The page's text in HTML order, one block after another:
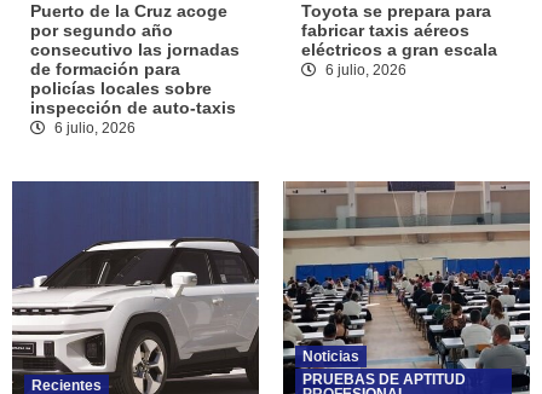
Puerto de la Cruz acoge
por segundo año
consecutivo las jornadas
de formación para
policías locales sobre
inspección de auto-taxis
6 julio, 2026
Toyota se prepara para
fabricar taxis aéreos
eléctricos a gran escala
6 julio, 2026
Recientes
Noticias
PRUEBAS DE APTITUD